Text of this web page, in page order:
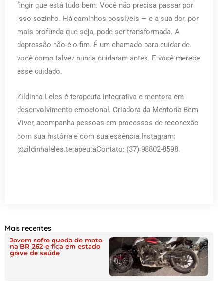
fingir que está tudo bem. Você não precisa passar por
isso sozinho. Há caminhos possíveis — e a sua dor, por
mais profunda que seja, pode ser transformada. A
depressão não é o fim. É um chamado para cuidar de
você como talvez nunca cuidaram antes. E você merece
esse cuidado.
Zildinha Leles é terapeuta integrativa e mentora em
desenvolvimento emocional. Criadora da Mentoria Bem
Viver, acompanha pessoas em processos de reconexão
com sua história e com sua essência.Instagram:
@zildinhaleles.terapeutaContato: (37) 98802-8598.
Mais recentes
Jovem sofre queda de moto
na BR 262 e fica em estado
grave de saúde